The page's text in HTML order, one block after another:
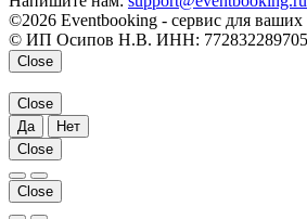
©2026 Eventbooking - сервис для
© ИП Осипов Н.В. ИНН: 772832289705
Close
Close
Да
Нет
Close
Close